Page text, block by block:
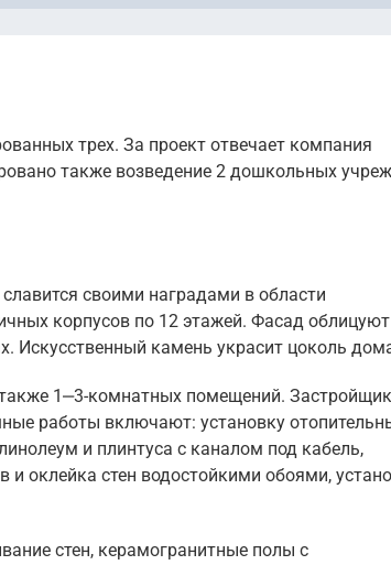
трех. За проект отвечает компания
также возведение 2 дошкольных
своими наградами в области
корпусов по 12 этажей. Фасад облицуют
Искусственный камень украсит цоколь
1‒3-комнатных помещений. Застройщик
работы включают: установку
и плинтуса с каналом под кабель,
оклейка стен водостойкими обоями,
стен, керамогранитные полы с